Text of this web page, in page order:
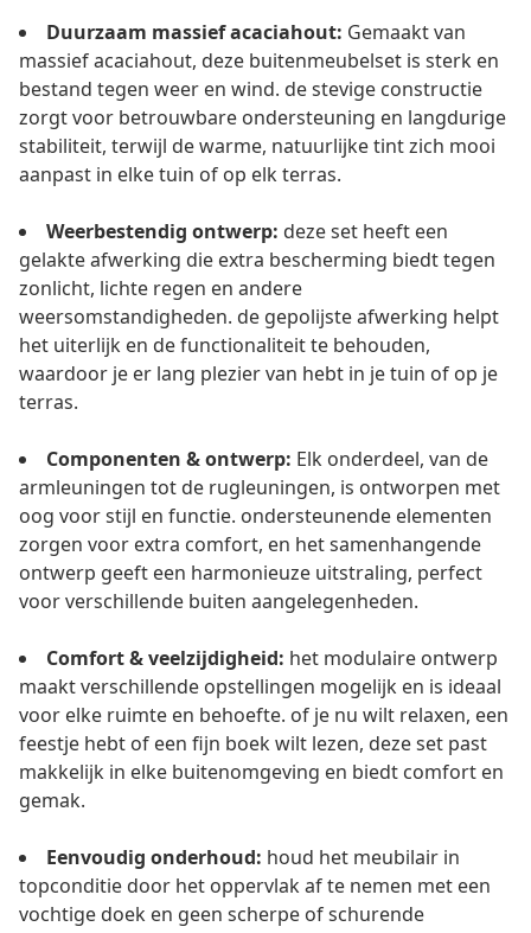
Duurzaam massief acaciahout: Gemaakt van
massief acaciahout, deze buitenmeubelset is sterk en
bestand tegen weer en wind. de stevige constructie
zorgt voor betrouwbare ondersteuning en langdurige
stabiliteit, terwijl de warme, natuurlijke tint zich mooi
aanpast in elke tuin of op elk terras.
Weerbestendig ontwerp: deze set heeft een
gelakte afwerking die extra bescherming biedt tegen
zonlicht, lichte regen en andere
weersomstandigheden. de gepolijste afwerking helpt
het uiterlijk en de functionaliteit te behouden,
waardoor je er lang plezier van hebt in je tuin of op je
terras.
Componenten & ontwerp: Elk onderdeel, van de
armleuningen tot de rugleuningen, is ontworpen met
oog voor stijl en functie. ondersteunende elementen
zorgen voor extra comfort, en het samenhangende
ontwerp geeft een harmonieuze uitstraling, perfect
voor verschillende buiten aangelegenheden.
Comfort & veelzijdigheid: het modulaire ontwerp
maakt verschillende opstellingen mogelijk en is ideaal
voor elke ruimte en behoefte. of je nu wilt relaxen, een
feestje hebt of een fijn boek wilt lezen, deze set past
makkelijk in elke buitenomgeving en biedt comfort en
gemak.
Eenvoudig onderhoud: houd het meubilair in
topconditie door het oppervlak af te nemen met een
vochtige doek en geen scherpe of schurende